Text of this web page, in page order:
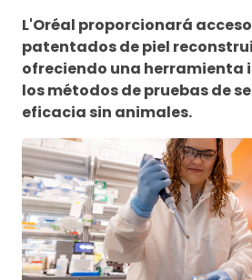
L'Oréal proporcionará
patentados de piel
ofreciendo una herramienta
los métodos de pruebas de
eficacia sin animales.